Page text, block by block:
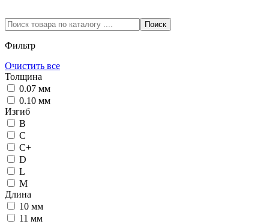
Фильтр
Очистить все
Толщина
0.07 мм
0.10 мм
Изгиб
B
C
C+
D
L
M
Длина
10 мм
11 мм